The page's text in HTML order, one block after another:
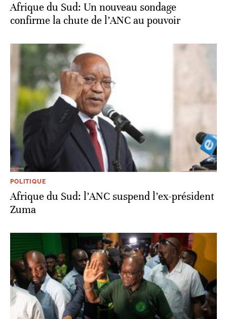
Afrique du Sud: Un nouveau sondage
confirme la chute de l’ANC au pouvoir
POLITIQUE
Afrique du Sud: l’ANC suspend l’ex-président
Zuma